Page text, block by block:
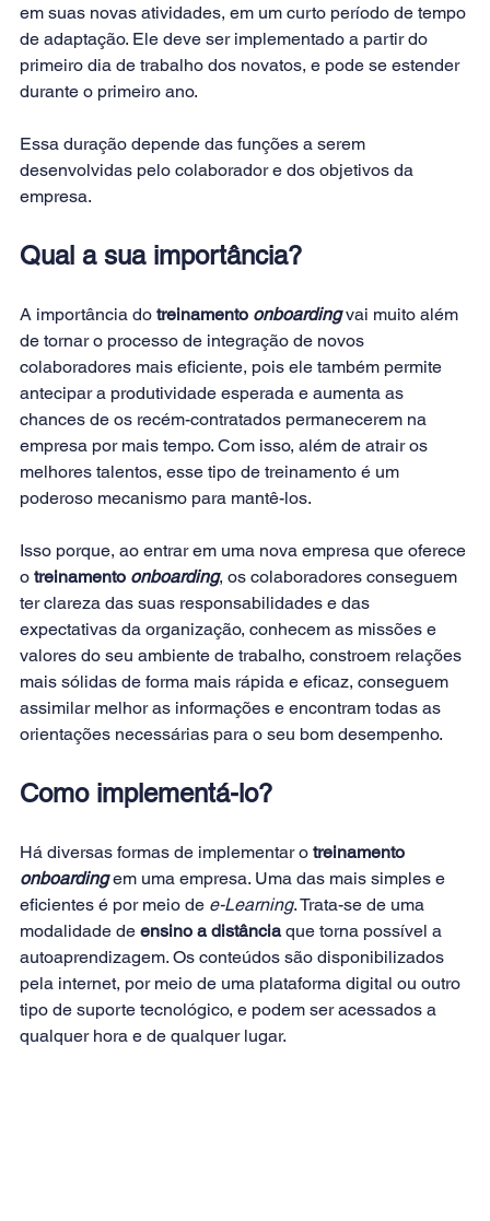
em suas novas atividades, em um curto período de tempo
de adaptação. Ele deve ser implementado a partir do
primeiro dia de trabalho dos novatos, e pode se estender
durante o primeiro ano.
Essa duração depende das funções a serem
desenvolvidas pelo colaborador e dos objetivos da
empresa.
Qual a sua importância?
A importância do treinamento onboarding vai muito além
de tornar o processo de integração de novos
colaboradores mais eficiente, pois ele também permite
antecipar a produtividade esperada e aumenta as
chances de os recém-contratados permanecerem na
empresa por mais tempo. Com isso, além de atrair os
melhores talentos, esse tipo de treinamento é um
poderoso mecanismo para mantê-los.
Isso porque, ao entrar em uma nova empresa que oferece
o treinamento onboarding, os colaboradores conseguem
ter clareza das suas responsabilidades e das
expectativas da organização, conhecem as missões e
valores do seu ambiente de trabalho, constroem relações
mais sólidas de forma mais rápida e eficaz, conseguem
assimilar melhor as informações e encontram todas as
orientações necessárias para o seu bom desempenho.
Como implementá-lo?
Há diversas formas de implementar o treinamento
onboarding em uma empresa. Uma das mais simples e
eficientes é por meio de e-Learning. Trata-se de uma
modalidade de ensino a distância que torna possível a
autoaprendizagem. Os conteúdos são disponibilizados
pela internet, por meio de uma plataforma digital ou outro
tipo de suporte tecnológico, e podem ser acessados a
qualquer hora e de qualquer lugar.